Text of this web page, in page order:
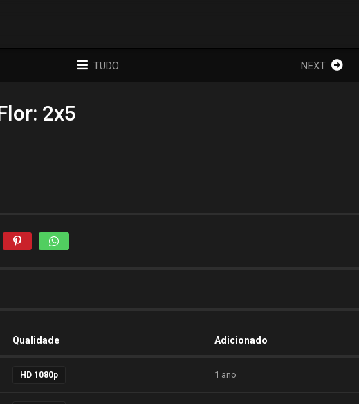
TUDO NEXT
2x5
Qualidade Adicionado
HD 1080p 1 ano